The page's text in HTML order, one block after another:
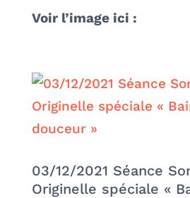
Voir l’image ici :
03/12/2021 Séance
Originelle spéciale «